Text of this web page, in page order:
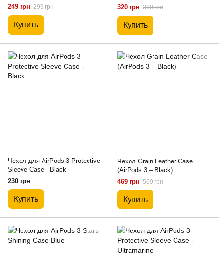
249 грн 299 грн
Купить
320 грн 390 грн
Купить
Чехол для AirPods 3 Protective
Sleeve Case - Black
230 грн
Купить
Чехол Grain Leather Case
(AirPods 3 – Black)
469 грн 569 грн
Купить